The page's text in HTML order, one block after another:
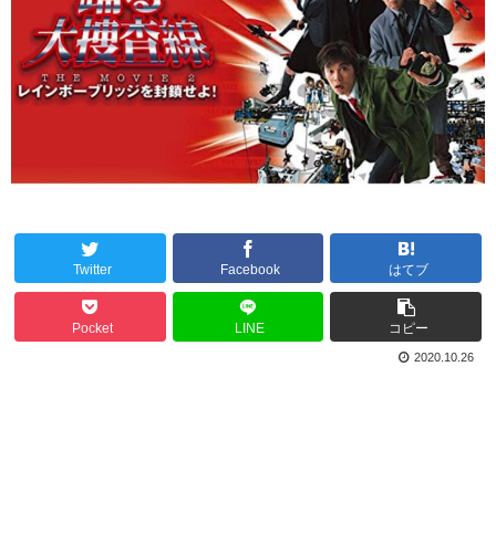
Twitter Facebook はてブ
Pocket LINE コピー
2020.10.26